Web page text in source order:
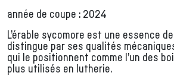
année de coupe : 2024
L’érable sycomore est une essence
distingue par ses qualités
qui le positionnent comme l’un des
plus utilisés en lutherie.